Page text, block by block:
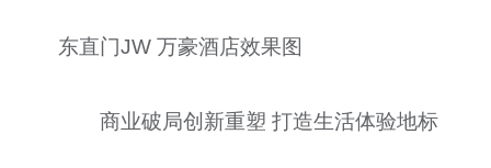
东直门JW 万豪酒店效果图
商业破局创新重塑 打造生活体验地标